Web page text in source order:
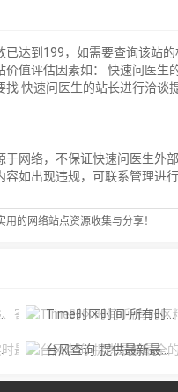
已达到199，如需要查询该站
价值评估因素如： 快速问医
快速问医生的站长进行洽谈
于网络，不保证快速问医生外
容如出现违规，可联系管理进
的网络站点资源收集与分享！
Time时区时间-所有时区精确的官方原子钟时间
台风查询-提供最新最全的台风实时信息、预报路径